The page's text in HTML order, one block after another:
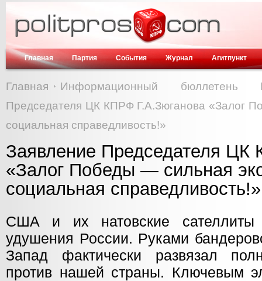
Главная Партия События Журнал Агитпункт
Главная
Информационный
Председателя ЦК КПРФ Г.А.Зюганова «Залог
социальная справедливость!»
Заявление Председателя
«Залог Победы — сильная
социальная справедливость!»
США и их натовские сателлиты
удушения России. Руками
Запад фактически развязал
против нашей страны. Ключевым